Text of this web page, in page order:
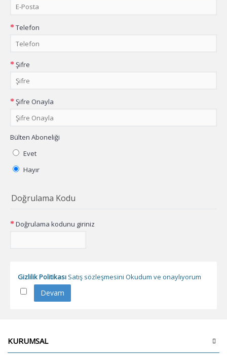
Telefon
Şifre
Şifre Onayla
Bülten Aboneliği
Evet
Hayır
Doğrulama Kodu
Doğrulama kodunu giriniz
Gizlilik Politikası Satış sözleşmesini Okudum ve onaylıyorum
KURUMSAL